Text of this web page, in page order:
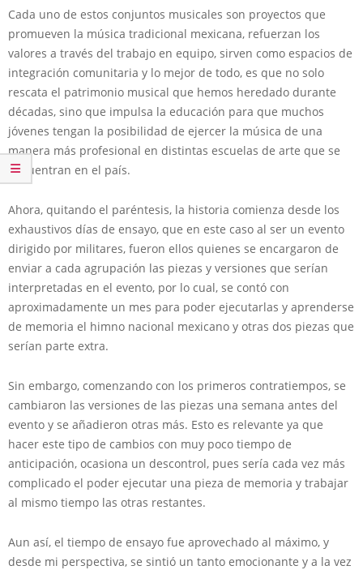
Cada uno de estos conjuntos musicales son proyectos que
promueven la música tradicional mexicana, refuerzan los
valores a través del trabajo en equipo, sirven como espacios de
integración comunitaria y lo mejor de todo, es que no solo
rescata el patrimonio musical que hemos heredado durante
décadas, sino que impulsa la educación para que muchos
jóvenes tengan la posibilidad de ejercer la música de una
manera más profesional en distintas escuelas de arte que se
encuentran en el país.
Ahora, quitando el paréntesis, la historia comienza desde los
exhaustivos días de ensayo, que en este caso al ser un evento
dirigido por militares, fueron ellos quienes se encargaron de
enviar a cada agrupación las piezas y versiones que serían
interpretadas en el evento, por lo cual, se contó con
aproximadamente un mes para poder ejecutarlas y aprenderse
de memoria el himno nacional mexicano y otras dos piezas que
serían parte extra.
Sin embargo, comenzando con los primeros contratiempos, se
cambiaron las versiones de las piezas una semana antes del
evento y se añadieron otras más. Esto es relevante ya que
hacer este tipo de cambios con muy poco tiempo de
anticipación, ocasiona un descontrol, pues sería cada vez más
complicado el poder ejecutar una pieza de memoria y trabajar
al mismo tiempo las otras restantes.
Aun así, el tiempo de ensayo fue aprovechado al máximo, y
desde mi perspectiva, se sintió un tanto emocionante y a la vez